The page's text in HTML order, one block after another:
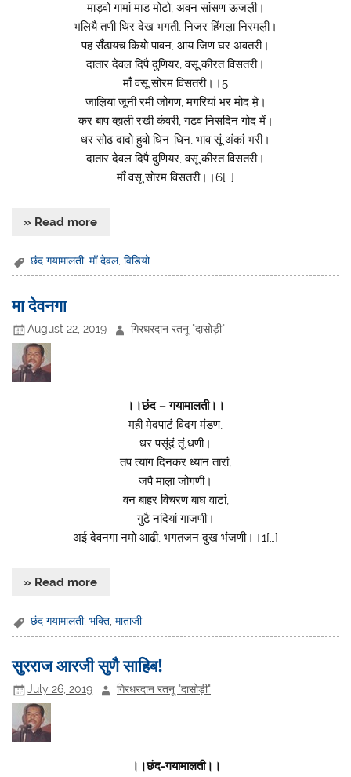
माड़वो गामां माड मोटो, अवन सांसण ऊजल़ी।
भलियै तणी थिर देख भगती, निजर हिंगल़ा निरमल़ी।
पह सँढायच कियो पावन, आय जिण घर अवतरी।
दातार देवल दिपै दुणियर, वसू कीरत विसतरी।
माँ वसू सोरम विसतरी।।5
जाल़ियां जूनी रमी जोगण, मगरियां भर मोद म़े।
कर बाप व्हाली रखी कंवरी, गढव निसदिन गोद में।
धर सोढ दादो हुवो धिन-धिन, भाव सूं अंकां भरी।
दातार देवल दिपै दुणियर, वसू कीरत विसतरी।
माँ वसू सोरम विसतरी।।6[…]
» Read more
छंद गयामालती,माँ देवल,विडियो
मा देवनगा
August 22, 2019 गिरधरदान रतनू "दासोड़ी"
।।छंद – गयामालती।।
मही मेदपाटं विदग मंडण,
धर पसूंदं तूं धणी।
तप त्याग दिनकर ध्यान तारां,
जपै माल़ा जोगणी।
वन बाहर विचरण बाघ वाटां,
गुढै नदियां गाजणी।
अई देवनगा नमो आढी, भगतजन दुख भंजणी।।1[…]
» Read more
छंद गयामालती,भक्ति ,माताजी
सुरराज आरजी सुणै साहिब!
July 26, 2019 गिरधरदान रतनू "दासोड़ी"
।।छंद-गयामालती।।